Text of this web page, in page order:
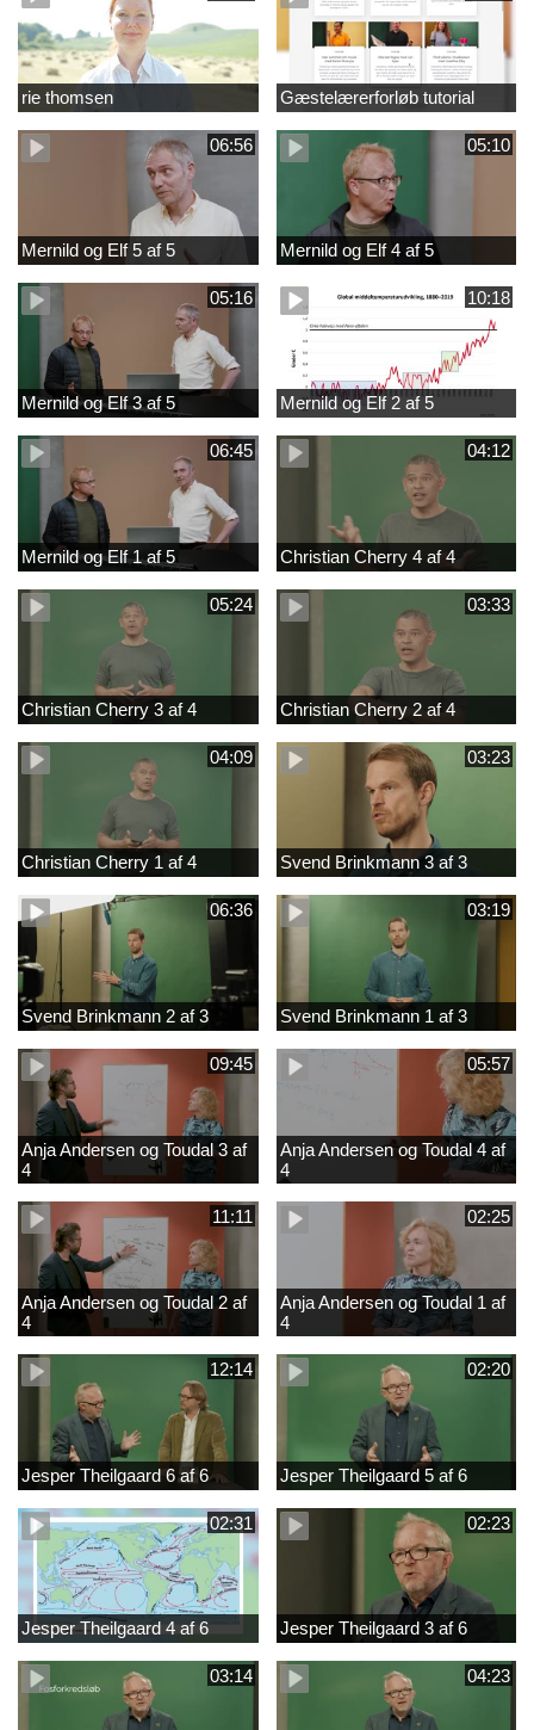
rie thomsen Gæstelærerforløb tutorial
06:56
Mernild og Elf 5 af 5
05:10
Mernild og Elf 4 af 5
05:16
Mernild og Elf 3 af 5
10:18
Mernild og Elf 2 af 5
06:45
Mernild og Elf 1 af 5
04:12
Christian Cherry 4 af 4
05:24
Christian Cherry 3 af 4
03:33
Christian Cherry 2 af 4
04:09
Christian Cherry 1 af 4
03:23
Svend Brinkmann 3 af 3
06:36
Svend Brinkmann 2 af 3
03:19
Svend Brinkmann 1 af 3
09:45
Anja Andersen og Toudal 3 af
4
05:57
Anja Andersen og Toudal 4 af
4
11:11
Anja Andersen og Toudal 2 af
4
02:25
Anja Andersen og Toudal 1 af
4
12:14
Jesper Theilgaard 6 af 6
02:20
Jesper Theilgaard 5 af 6
02:31
Jesper Theilgaard 4 af 6
02:23
Jesper Theilgaard 3 af 6
03:14 04:23